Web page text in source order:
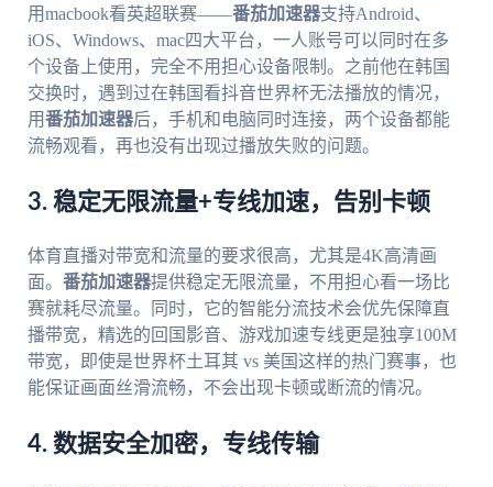
用macbook看英超联赛——番茄加速器支持Android、
iOS、Windows、mac四大平台，一人账号可以同时在多
个设备上使用，完全不用担心设备限制。之前他在韩国
交换时，遇到过在韩国看抖音世界杯无法播放的情况，
用番茄加速器后，手机和电脑同时连接，两个设备都能
流畅观看，再也没有出现过播放失败的问题。
3. 稳定无限流量+专线加速，告别卡顿
体育直播对带宽和流量的要求很高，尤其是4K高清画
面。 番茄加速器提供稳定无限流量，不用担心看一场比
赛就耗尽流量。同时，它的智能分流技术会优先保障直
播带宽，精选的回国影音、游戏加速专线更是独享100M
带宽，即使是世界杯土耳其 vs 美国这样的热门赛事，也
能保证画面丝滑流畅，不会出现卡顿或断流的情况。
4. 数据安全加密，专线传输